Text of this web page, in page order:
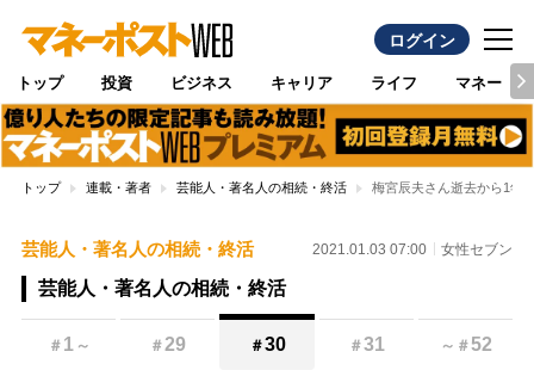
ログイン
トップ 投資 ビジネス キャリア ライフ マネー
トップ 連載・著者 芸能人・著名人の相続・終活 梅宮辰夫さん逝去から1年
芸能人・著名人の相続・終活 2021.01.03 07:00 女性セブン
芸能人・著名人の相続・終活
＃ 1 ～ ＃29 ＃30 ＃31 ～ ＃52